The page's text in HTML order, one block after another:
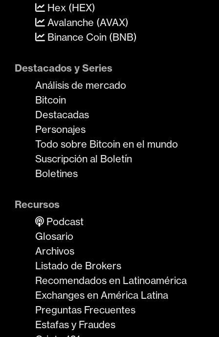
Hex (HEX)
Avalanche (AVAX)
Binance Coin (BNB)
Destacados y Series
Análisis de mercado
Bitcoin
Destacadas
Personajes
Todo sobre Bitcoin en el mundo
Suscripción al Boletín
Boletines
Recursos
Podcast
Glosario
Archivos
Listado de Brokers
Recomendados en Latinoamérica
Exchanges en América Latina
Preguntas Frecuentes
Estafas y Fraudes